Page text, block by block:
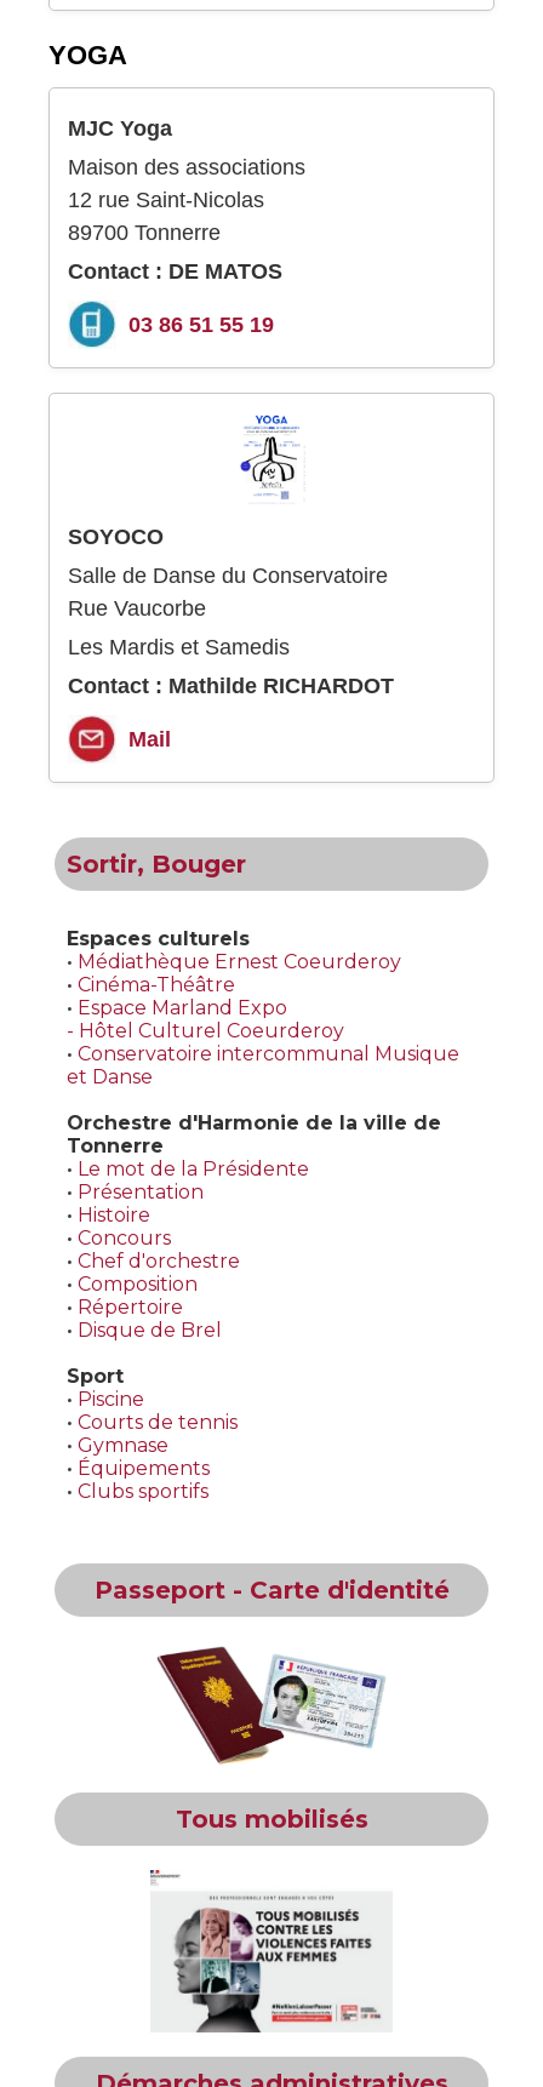
YOGA
MJC Yoga
Maison des associations
12 rue Saint-Nicolas
89700 Tonnerre
Contact : DE MATOS
03 86 51 55 19
SOYOCO
Salle de Danse du Conservatoire
Rue Vaucorbe
Les Mardis et Samedis
Contact : Mathilde RICHARDOT
Mail
Sortir, Bouger
Espaces culturels
• Médiathèque Ernest Coeurderoy
• Cinéma-Théâtre
• Espace Marland Expo
- Hôtel Culturel Coeurderoy
• Conservatoire intercommunal Musique
et Danse
Orchestre d'Harmonie de la ville de
Tonnerre
• Le mot de la Présidente
• Présentation
• Histoire
• Concours
• Chef d'orchestre
• Composition
• Répertoire
• Disque de Brel
Sport
• Piscine
• Courts de tennis
• Gymnase
• Équipements
• Clubs sportifs
Passeport - Carte d'identité
Tous mobilisés